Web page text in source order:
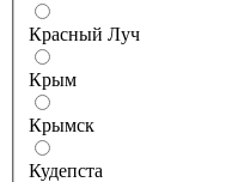
Красный Луч
Крым
Крымск
Кудепста